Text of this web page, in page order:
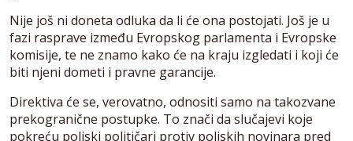
Nije još ni doneta odluka da li će ona postojati. Još je u
fazi rasprave između Evropskog parlamenta i Evropske
komisije, te ne znamo kako će na kraju izgledati i koji će
biti njeni dometi i pravne garancije.
Direktiva će se, verovatno, odnositi samo na takozvane
prekogranične postupke. To znači da slučajevi koje
pokreću poljski političari protiv poljskih novinara pred